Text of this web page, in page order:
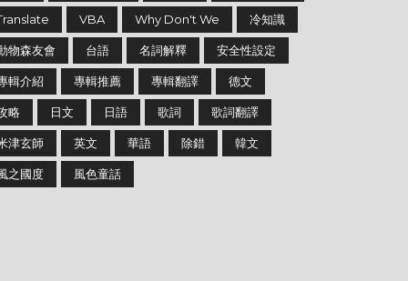
VBA Why Don't We 冷知識
物森友會 台語 名詞解釋 安全性設定
輯介紹 專輯推薦 專輯翻譯 德文
略 日文 日語 歌詞 歌詞翻譯
津玄師 英文 華語 除錯 韓文
之國度 風色童話